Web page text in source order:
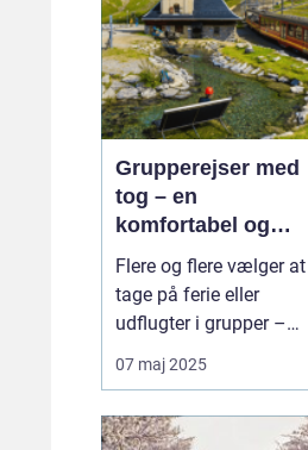
Grupperejser med
tog – en
komfortabel og
bæredygtig måde at
rejse sammen
Flere og flere vælger at
tage på ferie eller
udflugter i grupper –
hvad enten det er
familier, vennegrupper,
foreninger. Når rejsen
07 maj 2025